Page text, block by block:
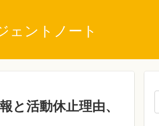
ェントノート
と活動休止理由、